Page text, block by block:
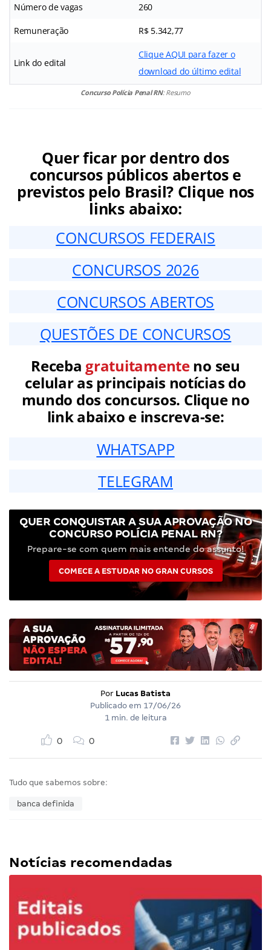
Número de vagas 260
Remuneração R$ 5.342,77
Link do edital
Clique AQUI para fazer o
download do último edital
Concurso Polícia Penal RN: Resumo
Quer ficar por dentro dos
concursos públicos abertos e
previstos pelo Brasil? Clique nos
links abaixo:
CONCURSOS FEDERAIS
CONCURSOS 2026
CONCURSOS ABERTOS
QUESTÕES DE CONCURSOS
Receba gratuitamenteno seu
celular as principais notícias do
mundo dos concursos. Clique no
link abaixo e inscreva-se:
WHATSAPP
TELEGRAM
QUER CONQUISTAR A SUA APROVAÇÃO NO
CONCURSO POLÍCIA PENAL RN?
Prepare-se com quem mais entende do assunto!
COMECE A ESTUDAR NO GRAN CURSOS
Por Lucas Batista
Publicado em 17/06/26
1 min. de leitura
0 0
Tudo que sabemos sobre:
banca definida
Notícias recomendadas